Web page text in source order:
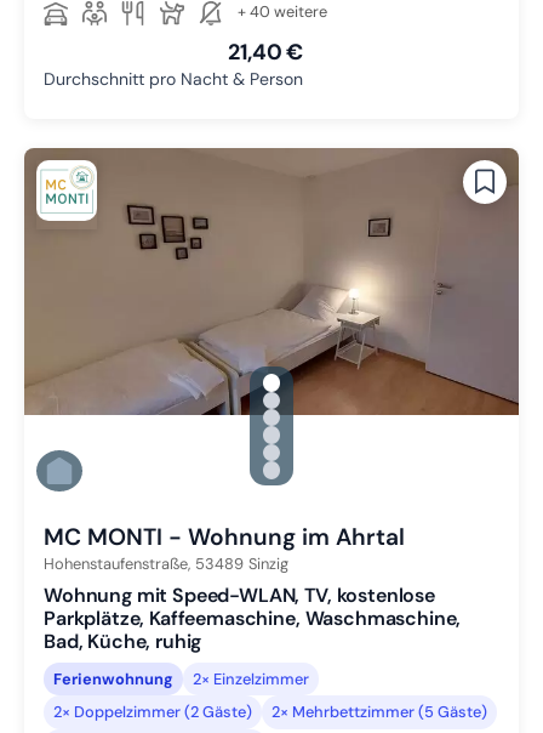
+ 40 weitere
21,40 €
Durchschnitt pro Nacht & Person
gallery.slide_selector
Zu Slide 1 wechseln
Zu Slide 2 wechseln
Zu Slide 3 wechseln
Zu Slide 4 wechseln
Zu Slide 5 wechseln
Zu Slide 6 wechseln
MC MONTI - Wohnung im Ahrtal
Hohenstaufenstraße, 53489 Sinzig
Wohnung mit Speed-WLAN, TV, kostenlose
Parkplätze, Kaffeemaschine, Waschmaschine,
Bad, Küche, ruhig
Ferienwohnung
2× Einzelzimmer
2× Doppelzimmer (2 Gäste)
2× Mehrbettzimmer (5 Gäste)